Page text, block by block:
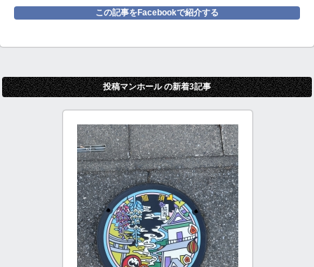
この記事をFacebookで紹介する
投稿マンホール の新着3記事